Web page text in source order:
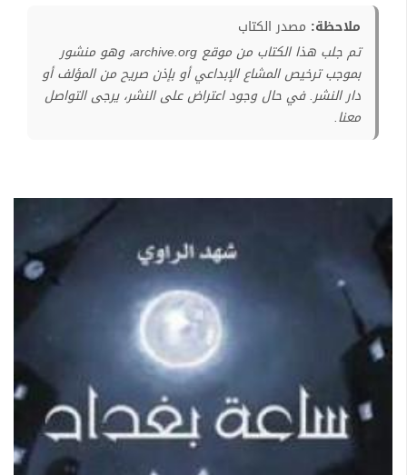
ملاحظة: مصدر الكتاب
تم جلب هذا الكتاب من موقع archive.org، وهو منشور
بموجب ترخيص المشاع الإبداعي أو بإذن صريح من المؤلف أو
دار النشر. في حال وجود اعتراض على النشر، يرجى التواصل
معنا.